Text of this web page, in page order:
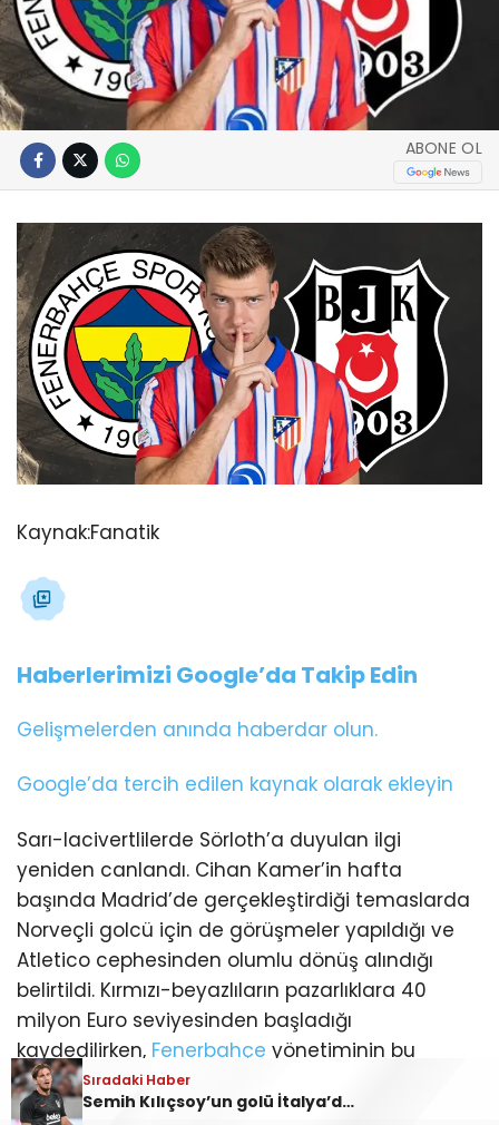
ABONE OL
Kaynak:Fanatik
Haberlerimizi Google’da Takip Edin
Gelişmelerden anında haberdar olun.
Google’da tercih edilen kaynak olarak ekleyin
Sarı-lacivertlilerde Sörloth’a duyulan ilgi
yeniden canlandı. Cihan Kamer’in hafta
başında Madrid’de gerçekleştirdiği temaslarda
Norveçli golcü için de görüşmeler yapıldığı ve
Atletico cephesinden olumlu dönüş alındığı
belirtildi. Kırmızı-beyazlıların pazarlıklara 40
milyon Euro seviyesinden başladığı
kaydedilirken, Fenerbahçe yönetiminin bu
rakamı düşürebileceğine inandığı aktarıldı.
Sıradaki Haber
Semih Kılıçsoy’un golü İtalya’da yankı buldu: Cagliari’de “kaçırılan fırsat” yorumları